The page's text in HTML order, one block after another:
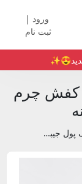
ورود |
ثبت نام
کفش چرم
مینی ولت | کد 2003